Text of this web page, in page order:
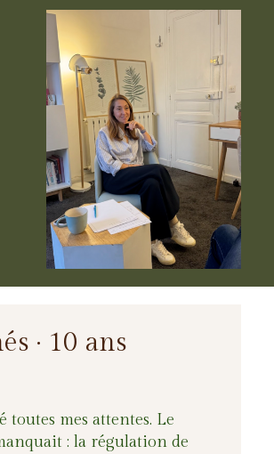
· 10 ans
toutes mes attentes. Le
: la régulation de